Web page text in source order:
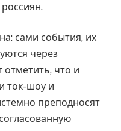
сами события, их
через
отметить, что и
ток-шоу и
преподносят